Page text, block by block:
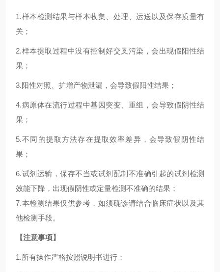
1.样本检测结果与样本收集、处理、运送以及保存质量有
关；
2.样本提取过程中没有控制好交叉污染，会出现假阳性结
果；
3.阳性对照、扩增产物泄漏，会导致假阳性结果；
4.病原体在流行过程中基因突变、重组，会导致假阴性结
果；
5.不同的提取方法存在提取效率差异，会导致假阴性结
果；
6.试剂运输，保存不当或试剂配制不准确引起的试剂检测
效能下降，出现假阴性或定量检测不准确的结果；
7.本检测结果仅供参考，如须确诊请结合临床症状以及其
他检测手段。
【注意事项】
1.所有操作严格按照说明书进行；